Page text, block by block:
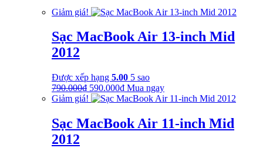
350.000₫.là:
Giảm giá!
Sạc MacBook Air 13-inch Mid
2012
Được xếp hạng 5.00 5 sao
790.000₫ Giá
gốc
790.000₫.
590.000₫Giá
hiện
là:
590.000₫.
Mua ngay
Giảm giá!
Sạc MacBook Air 11-inch Mid
2012